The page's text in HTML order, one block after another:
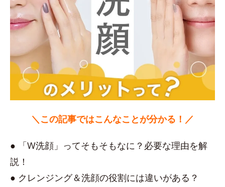
＼この記事ではこんなことが分かる！／
● 「W洗顔」ってそもそもなに？必要な理由を解
説！
● クレンジング＆洗顔の役割には違いがある？